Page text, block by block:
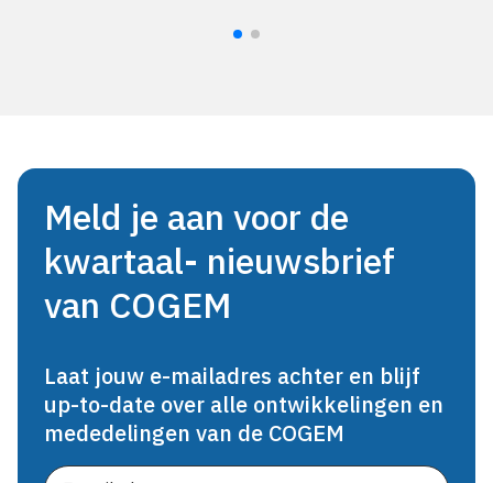
Meld je aan voor de
kwartaal- nieuwsbrief
van COGEM
Laat jouw e-mailadres achter en blijf
up-to-date over alle ontwikkelingen en
mededelingen van de COGEM